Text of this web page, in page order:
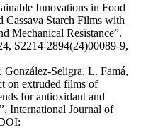
Innovations in Food
Starch Films with
Mechanical Resistance”.
S2214-2894(24)00089-9,
Seligra, L. Famá,
on extruded films of
for antioxidant and
International Journal of